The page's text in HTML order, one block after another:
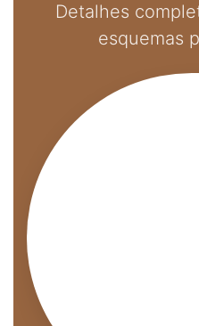
Detalhes
esquemas